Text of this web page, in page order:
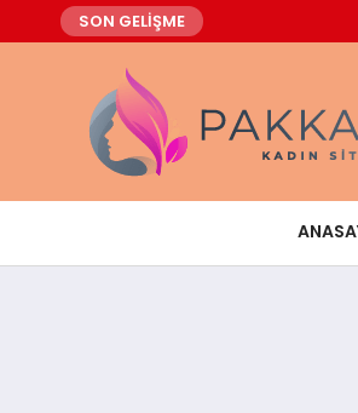
SON GELİŞME